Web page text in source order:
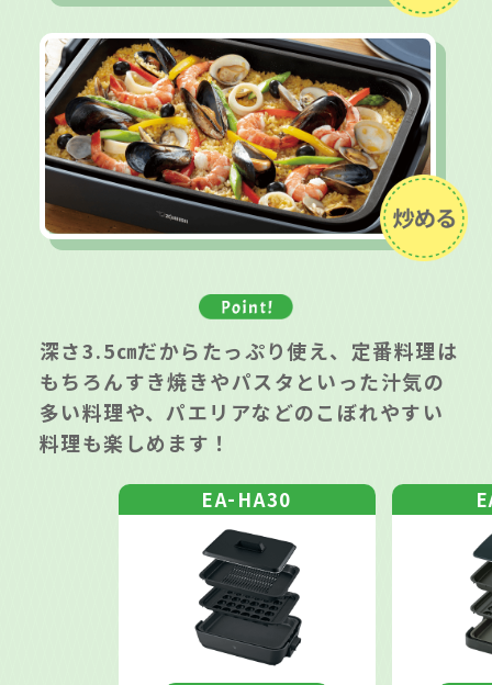
深さ3.5㎝だからたっぷり使え、定番料理は
もちろんすき焼きやパスタといった汁気の
多い料理や、パエリアなどのこぼれやすい
料理も楽しめます！
EA- HA30